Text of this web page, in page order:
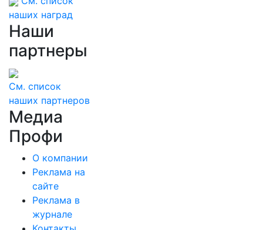
наших наград
Наши
партнеры
См. список
наших партнеров
Медиа
Профи
О компании
Реклама на
сайте
Реклама в
журнале